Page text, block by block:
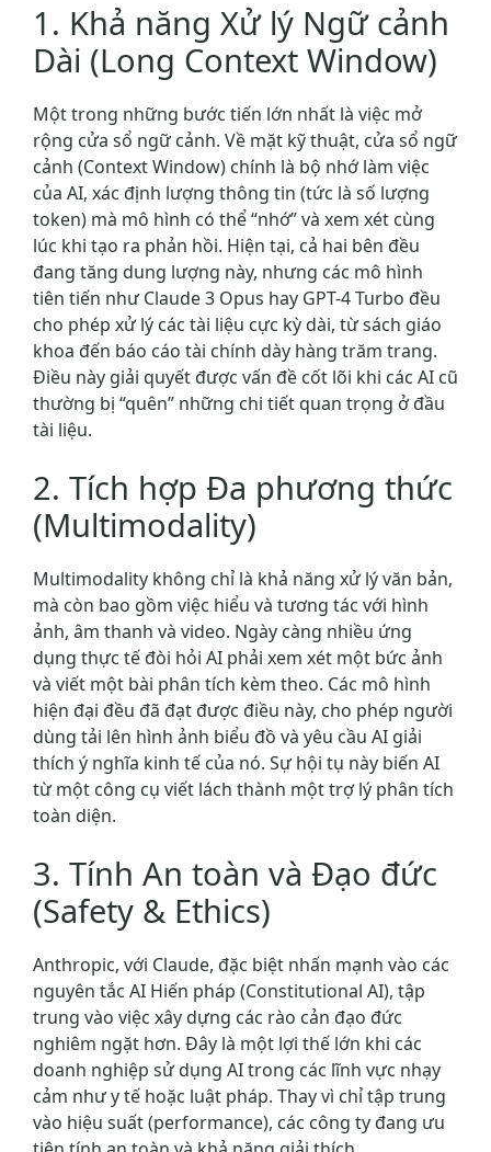
1. Khả năng Xử lý Ngữ cảnh
Dài (Long Context Window)
Một trong những bước tiến lớn nhất là việc mở
rộng cửa sổ ngữ cảnh. Về mặt kỹ thuật, cửa sổ ngữ
cảnh (Context Window) chính là bộ nhớ làm việc
của AI, xác định lượng thông tin (tức là số lượng
token) mà mô hình có thể “nhớ” và xem xét cùng
lúc khi tạo ra phản hồi. Hiện tại, cả hai bên đều
đang tăng dung lượng này, nhưng các mô hình
tiên tiến như Claude 3 Opus hay GPT-4 Turbo đều
cho phép xử lý các tài liệu cực kỳ dài, từ sách giáo
khoa đến báo cáo tài chính dày hàng trăm trang.
Điều này giải quyết được vấn đề cốt lõi khi các AI cũ
thường bị “quên” những chi tiết quan trọng ở đầu
tài liệu.
2. Tích hợp Đa phương thức
(Multimodality)
Multimodality không chỉ là khả năng xử lý văn bản,
mà còn bao gồm việc hiểu và tương tác với hình
ảnh, âm thanh và video. Ngày càng nhiều ứng
dụng thực tế đòi hỏi AI phải xem xét một bức ảnh
và viết một bài phân tích kèm theo. Các mô hình
hiện đại đều đã đạt được điều này, cho phép người
dùng tải lên hình ảnh biểu đồ và yêu cầu AI giải
thích ý nghĩa kinh tế của nó. Sự hội tụ này biến AI
từ một công cụ viết lách thành một trợ lý phân tích
toàn diện.
3. Tính An toàn và Đạo đức
(Safety & Ethics)
Anthropic, với Claude, đặc biệt nhấn mạnh vào các
nguyên tắc AI Hiến pháp (Constitutional AI), tập
trung vào việc xây dựng các rào cản đạo đức
nghiêm ngặt hơn. Đây là một lợi thế lớn khi các
doanh nghiệp sử dụng AI trong các lĩnh vực nhạy
cảm như y tế hoặc luật pháp. Thay vì chỉ tập trung
vào hiệu suất (performance), các công ty đang ưu